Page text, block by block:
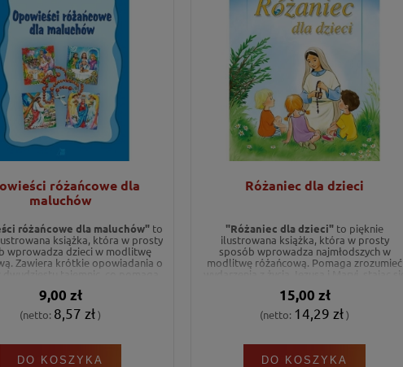
różańcowe dla
maluchów
różańcowe dla maluchów" to
książka, która w prosty
wprowadza dzieci w modlitwę
Zawiera krótkie opowiadania o
dwudziestu tajemnic, co pomaga
się do Pierwszej Komunii
Świętej.
9,00 zł
(netto: 8,57 zł)
DO KOSZYKA
Różaniec dla dzieci
"Różaniec dla dzieci" to pięknie
ilustrowana książka, która w prosty
sposób wprowadza najmłodszych w
modlitwę różańcową. Pomaga zrozumieć
wydarzenia z życia Jezusa i Maryi, stając się
rodzinnej modlitwy. To wyjątkowy prezent
dla każdego dziecka.
15,00 zł
(netto: 14,29 zł)
DO KOSZYKA